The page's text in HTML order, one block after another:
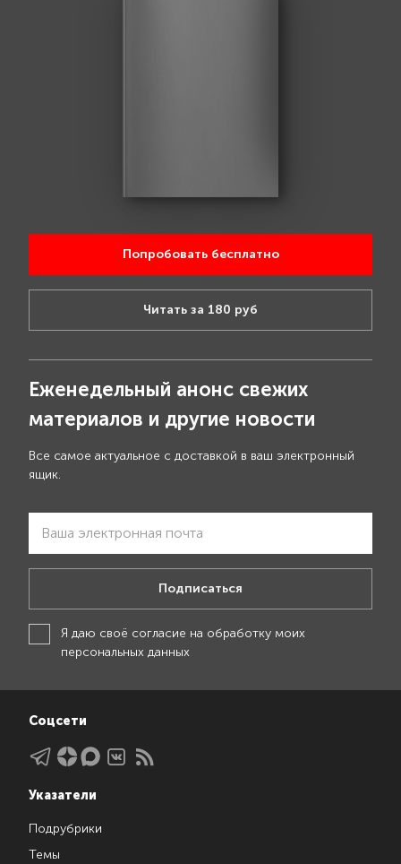
Попробовать бесплатно
Читать за 180 руб
Еженедельный анонс свежих
материалов и другие новости
Все самое актуальное с доставкой в ваш электронный
ящик.
Подписаться
Я даю своё согласие на обработку моих
персональных данных
Соцсети
Указатели
Подрубрики
Темы